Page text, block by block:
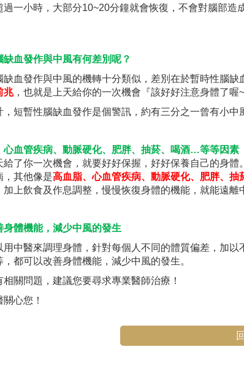
過一小時，大部分10~20分鐘就會恢復，不會對腦部
缺血發作與中風有何差別呢？
缺血發作與中風的機轉十分類似，差別在於暫時性腦
兆，也就是上天給你的一次機會『該好好注意身體了喔
，短暫性腦缺血發作是個警訊，約有三分之一曾有小
心血管疾病、動脈硬化、肥胖、抽菸、喝酒…等等因素
給了你一次機會，就要好好保握，好好保養自己的身
，其他像是高血脂、心血管疾病、動脈硬化、肥胖、
加上飲食及作息調整，慢慢恢復身體的機能，就能遠離
身體機能，減少中風的發生
用中醫來調理身體，針對每個人不同的體質偏差，加以
，都可以改善身體機能，減少中風的發生。
相關問題，建議您要尋求專業醫師治療！
心您！